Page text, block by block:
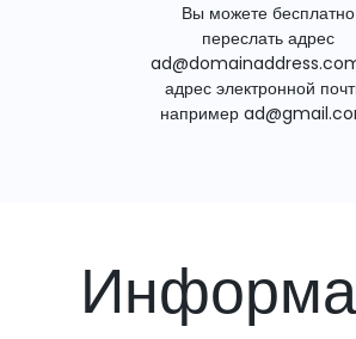
Вы можете бесплатно
переслать адрес
адрес электронной
например